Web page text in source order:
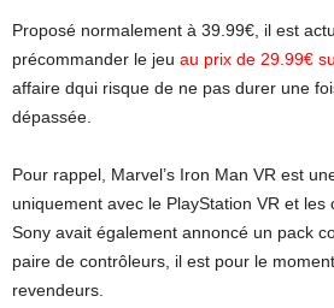
Proposé normalement à 39.99€, il est
précommander le jeu au prix de 29.99€
affaire dqui risque de ne pas durer une
dépassée.
Pour rappel, Marvel’s Iron Man VR est
uniquement avec le PlayStation VR et les
Sony avait également annoncé un pack
paire de contrôleurs, il est pour le
revendeurs.